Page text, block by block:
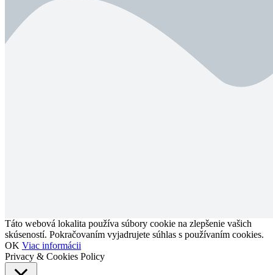
Táto webová lokalita používa súbory cookie na zlepšenie vašich
skúseností. Pokračovaním vyjadrujete súhlas s používaním cookies.
OK Viac informácii
Privacy & Cookies Policy